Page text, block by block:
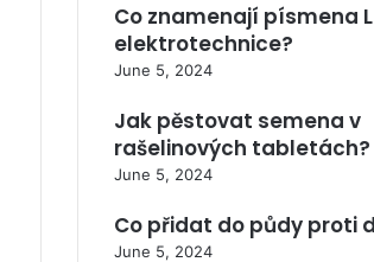
Co znamenají písmena L
elektrotechnice?
June 5, 2024
Jak pěstovat semena v
rašelinových tabletách?
June 5, 2024
Co přidat do půdy proti
June 5, 2024